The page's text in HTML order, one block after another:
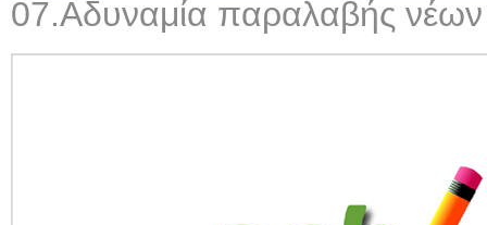
07.Αδυναμία παραλαβής